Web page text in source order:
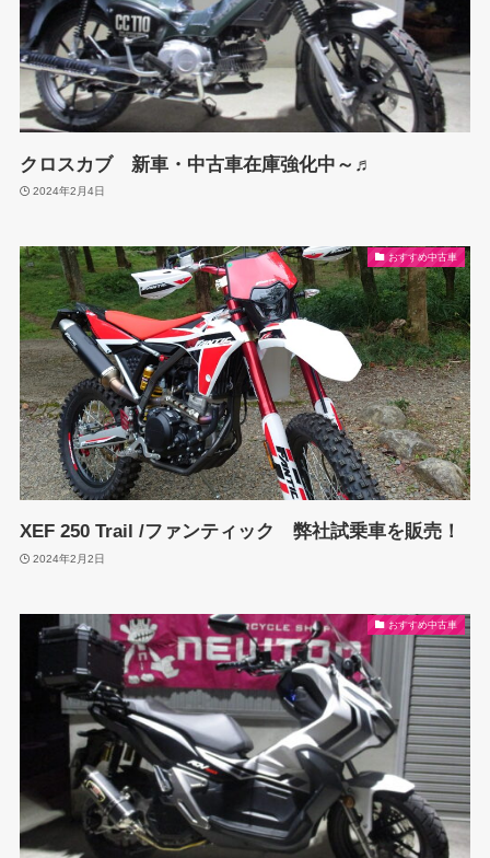
クロスカブ 新車・中古車在庫強化中～♬
2024年2月4日
おすすめ中古車
XEF 250 Trail /ファンティック 弊社試乗車を販売！
2024年2月2日
おすすめ中古車